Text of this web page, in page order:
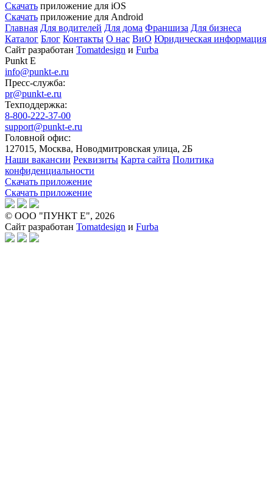
Скачать приложение для iOS
Скачать приложение для Android
Главная Для водителей Для дома Франшиза Для бизнеса
Каталог Блог Контакты О нас ВиО Юридическая информация
Сайт разработан Tomatdesign и Furba
Punkt E
info@punkt-e.ru
Пресс-служба:
pr@punkt-e.ru
Техподдержка:
8-800-222-37-00
support@punkt-e.ru
Головной офис:
127015, Москва, Новодмитровская улица, 2Б
Наши вакансии Реквизиты Карта сайта Политика
конфиденциальности
Скачать приложение
Скачать приложение
© ООО "ПУНКТ Е", 2026
Сайт разработан Tomatdesign и Furba